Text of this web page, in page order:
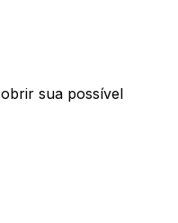
sua possível